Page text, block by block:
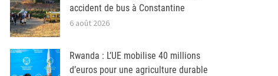
accident de bus à Constantine
6 août 2026
Rwanda : L’UE mobilise 40 millions
d’euros pour une agriculture durable